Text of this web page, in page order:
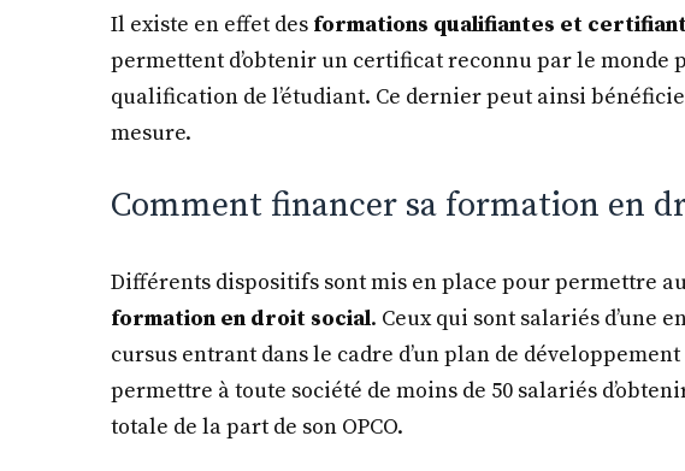
Il existe en effet des formations qualifiantes et
permettent d’obtenir un certificat reconnu par le monde
qualification de l’étudiant. Ce dernier peut ainsi
mesure.
Comment financer sa formation en
Différents dispositifs sont mis en place pour permettre
formation en droit social. Ceux qui sont salariés d’une
cursus entrant dans le cadre d’un plan de
permettre à toute société de moins de 50 salariés
totale de la part de son OPCO.